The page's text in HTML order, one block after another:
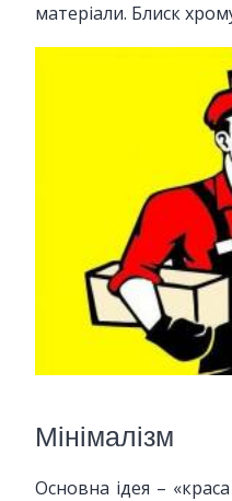
матеріали. Блиск
Мінімалізм
Основна ідея –